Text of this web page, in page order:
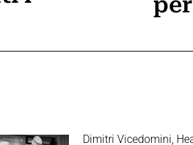
Prossimo
post:
Dimitri Vicedomini,